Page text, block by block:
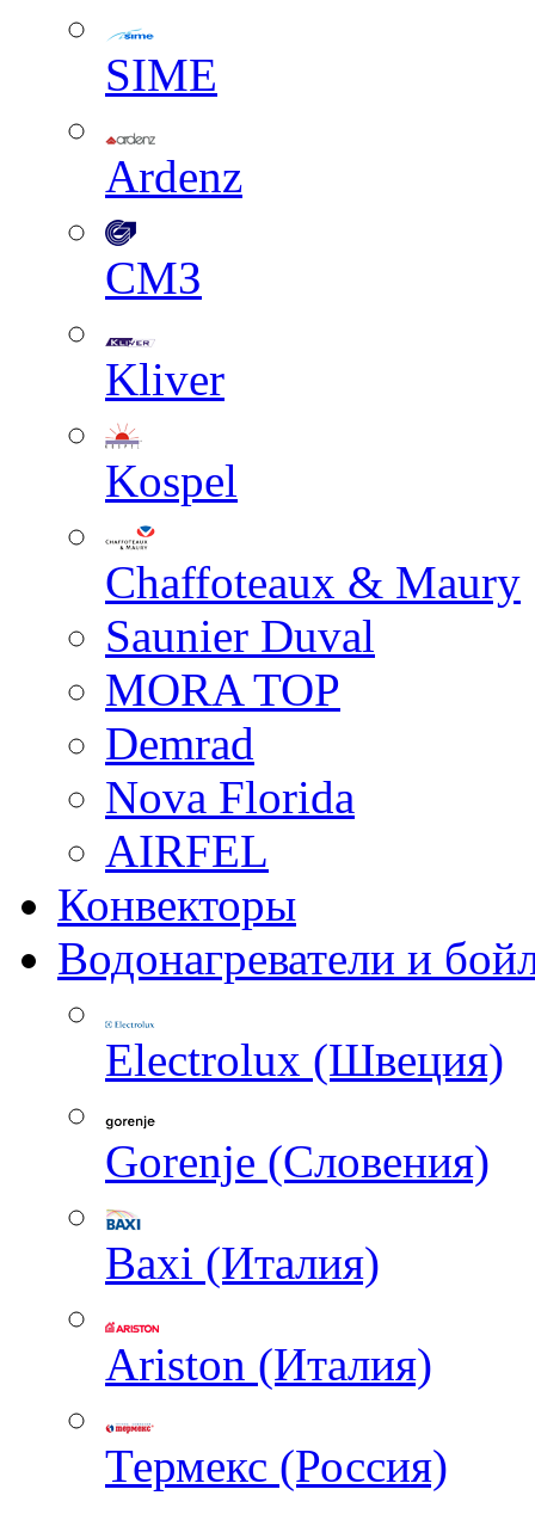
SIME
Ardenz
СМЗ
Kliver
Kospel
Chaffoteaux & Maury
Saunier Duval
MORA TOP
Demrad
Nova Florida
AIRFEL
Конвекторы
Водонагреватели и
Electrolux (Швеция)
Gorenje (Словения)
Baxi (Италия)
Ariston (Италия)
Термекс (Россия)